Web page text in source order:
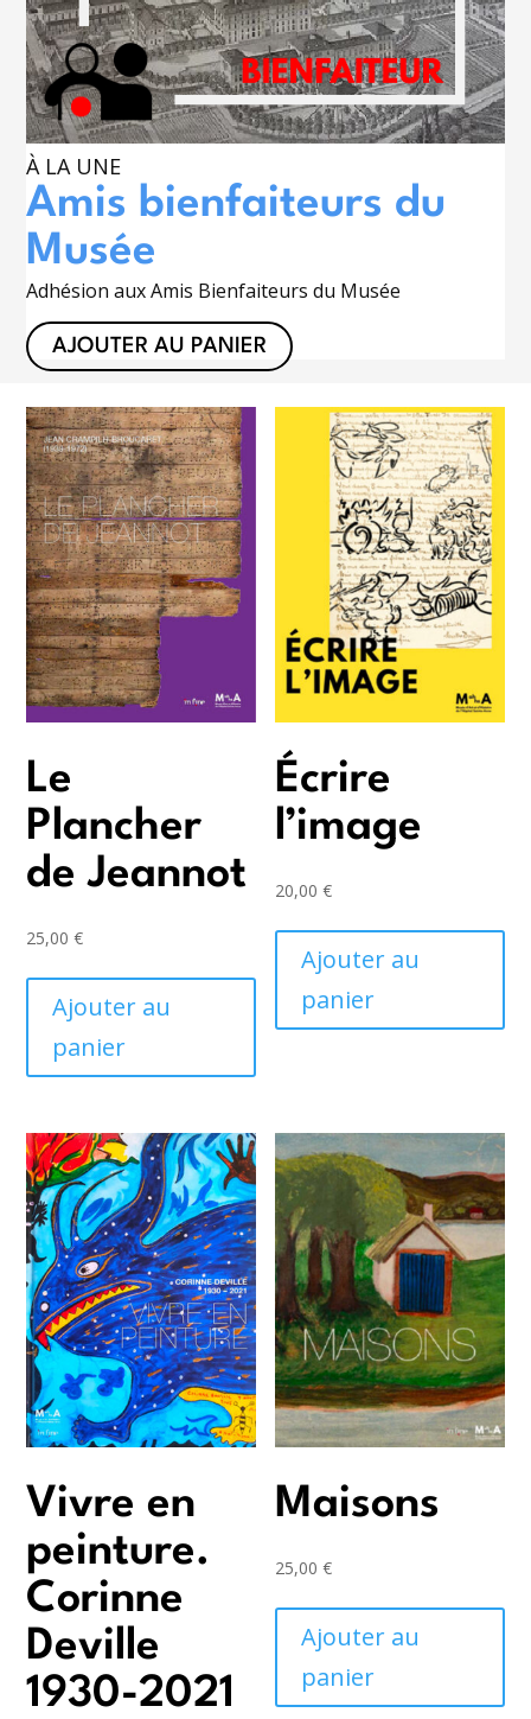
À LA UNE
Amis bienfaiteurs du
Musée
Adhésion aux Amis Bienfaiteurs du Musée
AJOUTER AU PANIER
Le
Plancher
de Jeannot
25,00€
Ajouter au
panier
Écrire
l’image
20,00€
Ajouter au
panier
Vivre en
peinture.
Corinne
Deville
1930-2021
Maisons
25,00€
Ajouter au
panier